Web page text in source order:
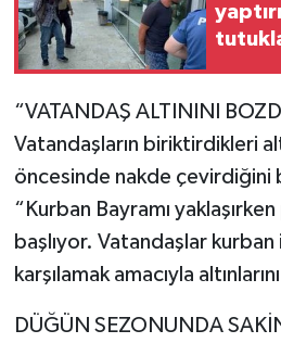
“VATANDAŞ ALTININI
Vatandaşların biriktirdikleri
öncesinde nakde çevirdiğini
“Kurban Bayramı
başlıyor. Vatandaşlar kurban
karşılamak amacıyla
DÜĞÜN SEZONUNDA